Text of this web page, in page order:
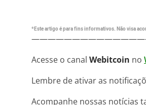
*Este artigo é para fins informativos. Não visa
Acesse o canal Webitcoin no
Lembre de ativar as
Acompanhe nossas notícias